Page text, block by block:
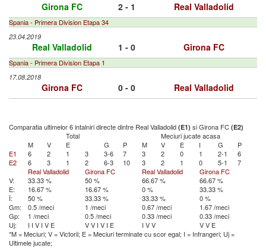
Girona FC 2 - 1 Real Valladolid
Spania - Primera Division Etapa 34
23.04.2019
Real Valladolid 1 - 0 Girona FC
Spania - Primera Division Etapa 1
17.08.2018
Girona FC 0 - 0 Real Valladolid
Comparatia ultimelor 6 intalniri directe dintre Real Valladolid (E1) si Girona FC (E2)
Total
Meciuri jucate acasa
M
V E G P M V E I G
P
E1
6 2 1 3 3-6 7 3 2 0 1 2-1
6
E2
6 3 1 2 6-3 10 3 2 1 0 5-1
7
Real Valladolid
Girona FC Real Valladolid
Girona FC
V:
33.33 % 50 % 66.67 %
66.67 %
E:
16.67 % 16.67 % 0 %
33.33 %
Î:
50 % 33.33 % 33.33 %
0 %
Gm:
0.5 /meci 1 /meci 0.67 /meci
1.67 /meci
Gp:
1 /meci 0.5 /meci 0.33 /meci
0.33 /meci
Uj:
I I V I V E VV I V I E I VV VV E
*M = Meciuri; V = Victorii; E = Meciuri terminate cu scor egal; I = Infrangeri; Uj =
Ultimele jucate;